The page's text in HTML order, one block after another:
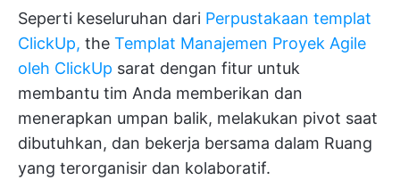
Seperti keseluruhan dari Perpustakaan templat
ClickUp, the Templat Manajemen Proyek Agile
oleh ClickUp sarat dengan fitur untuk
membantu tim Anda memberikan dan
menerapkan umpan balik, melakukan pivot saat
dibutuhkan, dan bekerja bersama dalam Ruang
yang terorganisir dan kolaboratif.